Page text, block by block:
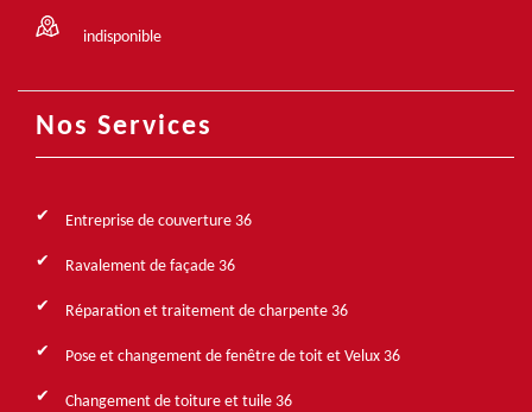
indisponible
Nos Services
Entreprise de couverture 36
Ravalement de façade 36
Réparation et traitement de charpente 36
Pose et changement de fenêtre de toit et Velux 36
Changement de toiture et tuile 36